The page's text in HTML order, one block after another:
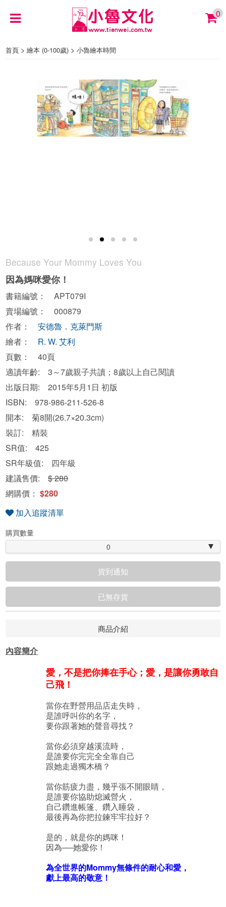
0
首頁 >繪本 (0-100歲) >小魯繪本時間
Because Your Mommy Loves You
因為媽咪愛你！
書籍編號： APT079I
賣場編號： 000879
作者：安德魯．克萊門斯
繪者： R. W. 艾利
頁數： 40頁
適讀年齡: 3～7歲親子共讀；8歲以上自己閱讀
出版日期: 2015年5月1日 初版
ISBN: 978-986-211-526-8
開本: 菊8開(26.7×20.3cm)
裝訂: 精裝
SR值: 425
SR年級值: 四年級
建議售價:$ 280
網購價：$280
加入追蹤清單
購買數量
0
貨到通知
已無存貨
商品介紹
內容簡介
愛，不是把你捧在手心；愛，是讓你勇敢自
己飛！
當你在野營用品店走失時，
是誰呼叫你的名字，
要你跟著她的聲音尋找？
當你必須穿越溪流時，
是誰要你完完全全靠自己
跟她走過獨木橋？
當你筋疲力盡，幾乎張不開眼睛，
是誰要你協助熄滅營火，
自己鑽進帳篷、鑽入睡袋，
最後再為你把拉鍊牢牢拉好？
是的，就是你的媽咪！
因為──她愛你！
為全世界的Mommy無條件的耐心和愛，
獻上最高的敬意！